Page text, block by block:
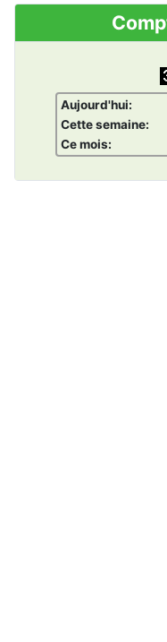
Aujourd'hui:
Cette semaine:
Ce mois: